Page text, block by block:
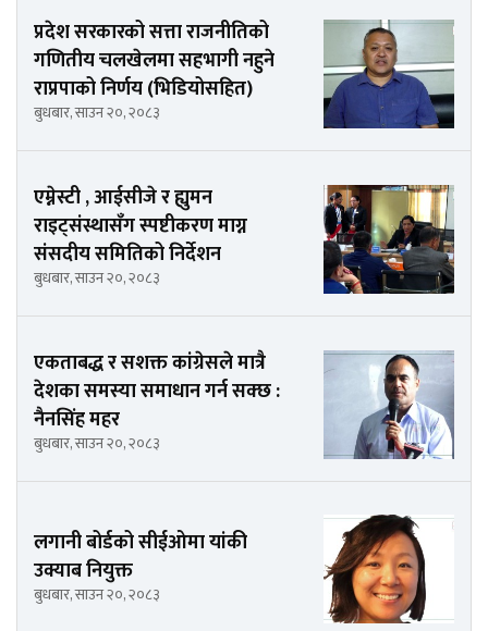
प्रदेश सरकारको सत्ता राजनीतिको
गणितीय चलखेलमा सहभागी नहुने
राप्रपाको निर्णय (भिडियोसहित)
बुधबार, साउन २०, २०८३
एम्नेस्टी , आईसीजे र ह्युमन
राइट्संस्थासँग स्पष्टीकरण माग्न
संसदीय समितिको निर्देशन
बुधबार, साउन २०, २०८३
एकताबद्ध र सशक्त कांग्रेसले मात्रै
देशका समस्या समाधान गर्न सक्छ :
नैनसिंह महर
बुधबार, साउन २०, २०८३
लगानी बोर्डको सीईओमा यांकी
उक्याब नियुक्त
बुधबार, साउन २०, २०८३